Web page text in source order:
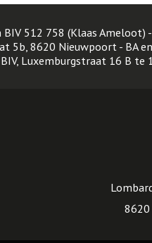
512 758 (Klaas Ameloot)
5b, 8620 Nieuwpoort - BA
Luxemburgstraat 16 B te